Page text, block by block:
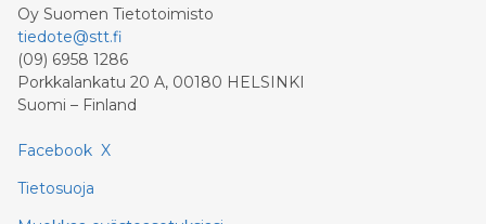
Oy Suomen Tietotoimisto
tiedote@stt.fi
(09) 6958 1286
Porkkalankatu 20 A, 00180 HELSINKI
Suomi – Finland
Facebook X
Tietosuoja